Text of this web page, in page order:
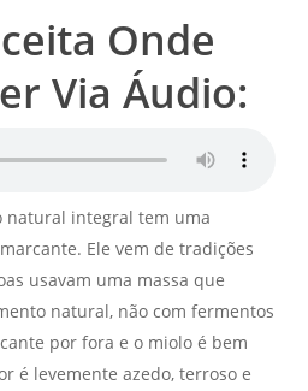
Onde
Via Áudio:
natural integral tem uma
Ele vem de tradições
usavam uma massa que
natural, não com fermentos
por fora e o miolo é bem
é levemente azedo, terroso e